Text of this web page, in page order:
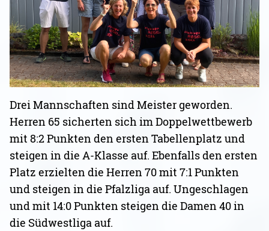
Drei Mannschaften sind Meister geworden.
Herren 65 sicherten sich im Doppelwettbewerb
mit 8:2 Punkten den ersten Tabellenplatz und
steigen in die A-Klasse auf. Ebenfalls den ersten
Platz erzielten die Herren 70 mit 7:1 Punkten
und steigen in die Pfalzliga auf. Ungeschlagen
und mit 14:0 Punkten steigen die Damen 40 in
die Südwestliga auf.